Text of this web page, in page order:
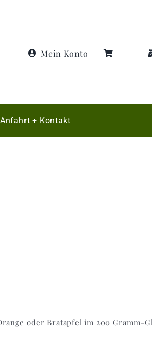
Mein Konto
Anfahrt + Kontakt
oder Bratapfel im 200 Gramm-